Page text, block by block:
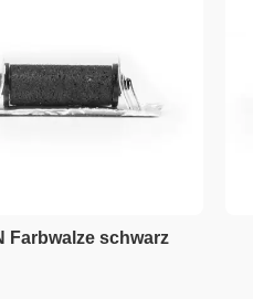
Farbwalze schwarz